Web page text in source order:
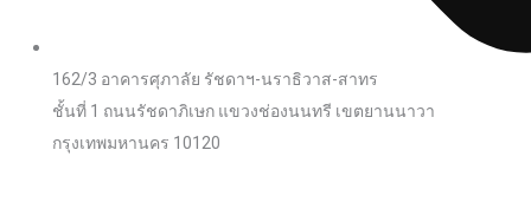
162/3 อาคารศุภาลัย รัชดาฯ-นราธิวาส-สาทร
ชั้นที่ 1 ถนนรัชดาภิเษก แขวงช่องนนทรี เขตยานนาวา
กรุงเทพมหานคร 10120